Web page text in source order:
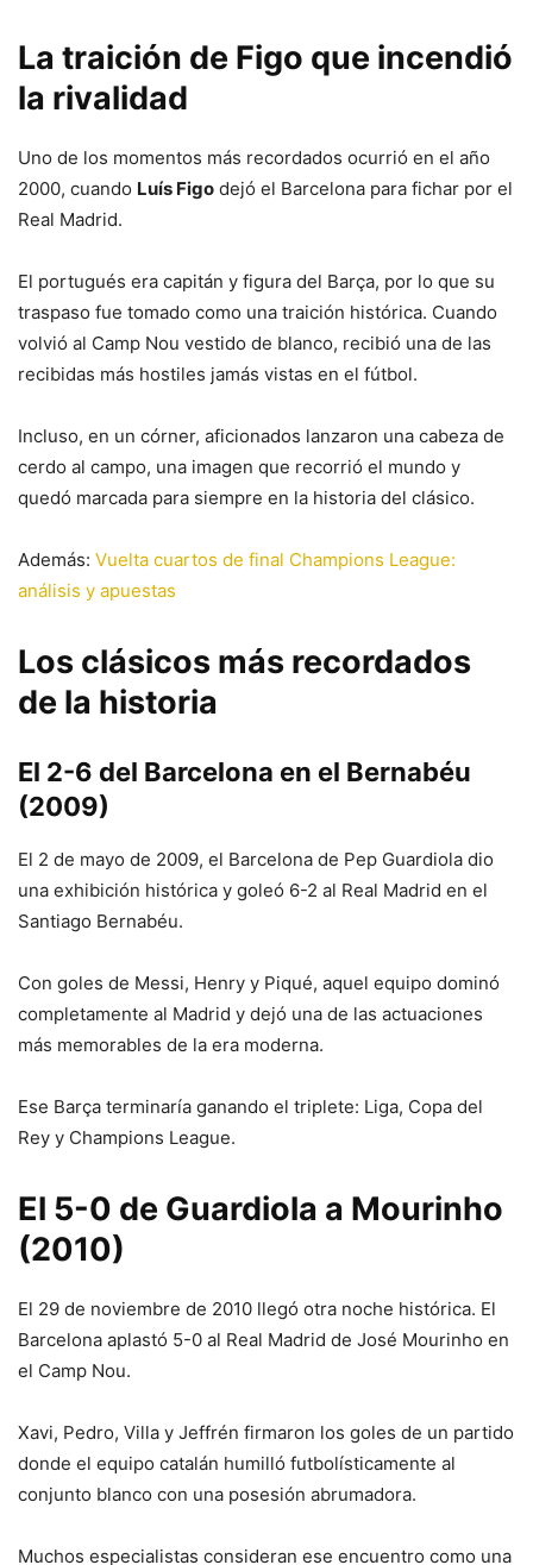
La traición de Figo que incendió
la rivalidad
Uno de los momentos más recordados ocurrió en el año
2000, cuando Luís Figo dejó el Barcelona para fichar por el
Real Madrid.
El portugués era capitán y figura del Barça, por lo que su
traspaso fue tomado como una traición histórica. Cuando
volvió al Camp Nou vestido de blanco, recibió una de las
recibidas más hostiles jamás vistas en el fútbol.
Incluso, en un córner, aficionados lanzaron una cabeza de
cerdo al campo, una imagen que recorrió el mundo y
quedó marcada para siempre en la historia del clásico.
Además: Vuelta cuartos de final Champions League:
análisis y apuestas
Los clásicos más recordados
de la historia
El 2-6 del Barcelona en el Bernabéu
(2009)
El 2 de mayo de 2009, el Barcelona de Pep Guardiola dio
una exhibición histórica y goleó 6-2 al Real Madrid en el
Santiago Bernabéu.
Con goles de Messi, Henry y Piqué, aquel equipo dominó
completamente al Madrid y dejó una de las actuaciones
más memorables de la era moderna.
Ese Barça terminaría ganando el triplete: Liga, Copa del
Rey y Champions League.
El 5-0 de Guardiola a Mourinho
(2010)
El 29 de noviembre de 2010 llegó otra noche histórica. El
Barcelona aplastó 5-0 al Real Madrid de José Mourinho en
el Camp Nou.
Xavi, Pedro, Villa y Jeffrén firmaron los goles de un partido
donde el equipo catalán humilló futbolísticamente al
conjunto blanco con una posesión abrumadora.
Muchos especialistas consideran ese encuentro como una